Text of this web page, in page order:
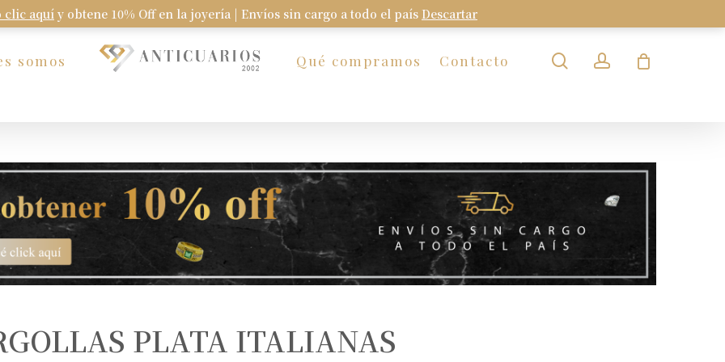
clic aquí y obtene 10% Off en la joyería | Envíos sin cargo a todo el país Descartar
somos Qué compramos Contacto searchaccount
PLATA ITALIANAS